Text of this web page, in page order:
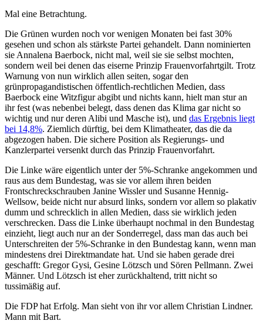
Mal eine Betrachtung.
Die Grünen wurden noch vor wenigen Monaten bei fast 30%
gesehen und schon als stärkste Partei gehandelt. Dann nominierten
sie Annalena Baerbock, nicht mal, weil sie sie selbst mochten,
sondern weil bei denen das eiserne Prinzip Frauenvorfahrtgilt. Trotz
Warnung von nun wirklich allen seiten, sogar den
grünpropagandistischen öffentlich-rechtlichen Medien, dass
Baerbock eine Witzfigur abgibt und nichts kann, hielt man stur an
ihr fest (was nebenbei belegt, dass denen das Klima gar nicht so
wichtig und nur deren Alibi und Masche ist), und das Ergebnis liegt
bei 14,8%. Ziemlich dürftig, bei dem Klimatheater, das die da
abgezogen haben. Die sichere Position als Regierungs- und
Kanzlerpartei versenkt durch das Prinzip Frauenvorfahrt.
Die Linke wäre eigentlich unter der 5%-Schranke angekommen und
raus aus dem Bundestag, was sie vor allem ihren beiden
Frontschreckschrauben Janine Wissler und Susanne Hennig-
Wellsow, beide nicht nur absurd links, sondern vor allem so plakativ
dumm und schrecklich in allen Medien, dass sie wirklich jeden
verschrecken. Dass die Linke überhaupt nochmal in den Bundestag
einzieht, liegt auch nur an der Sonderregel, dass man das auch bei
Unterschreiten der 5%-Schranke in den Bundestag kann, wenn man
mindestens drei Direktmandate hat. Und sie haben gerade drei
geschafft: Gregor Gysi, Gesine Lötzsch und Sören Pellmann. Zwei
Männer. Und Lötzsch ist eher zurückhaltend, tritt nicht so
tussimäßig auf.
Die FDP hat Erfolg. Man sieht von ihr vor allem Christian Lindner.
Mann mit Bart.